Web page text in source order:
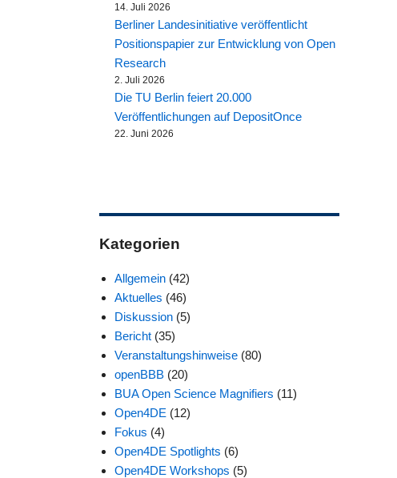
14. Juli 2026
Berliner Landesinitiative veröffentlicht
Positionspapier zur Entwicklung von Open
Research
2. Juli 2026
Die TU Berlin feiert 20.000
Veröffentlichungen auf DepositOnce
22. Juni 2026
Kategorien
Allgemein(42)
Aktuelles (46)
Diskussion(5)
Bericht(35)
Veranstaltungshinweise(80)
openBBB(20)
BUA Open Science Magnifiers (11)
Open4DE (12)
Fokus (4)
Open4DE Spotlights (6)
Open4DE Workshops (5)